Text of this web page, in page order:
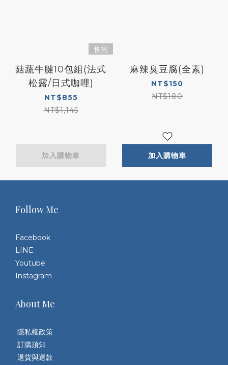
售完
菇蔬牛腱10包組(法式
松露/日式咖哩)
NT$855
NT$1,145
加入購物車
麻辣臭豆腐(全素)
NT$150
NT$180
加入購物車
Follow Me
Facebook
LINE
Youtube
Instagram
About Me
隱私權政策
訂購須知
退貨與退款